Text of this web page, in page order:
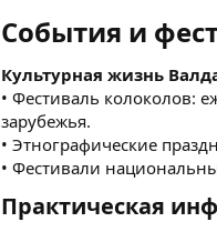
События и
Культурная жизнь
• Фестиваль колоколов:
зарубежья.
• Этнографические
• Фестивали
Практическая